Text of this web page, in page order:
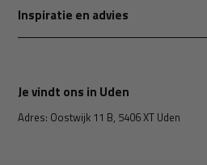
Inspiratie en advies
Je vindt ons in Uden
Adres: Oostwijk 11 B, 5406 XT Uden